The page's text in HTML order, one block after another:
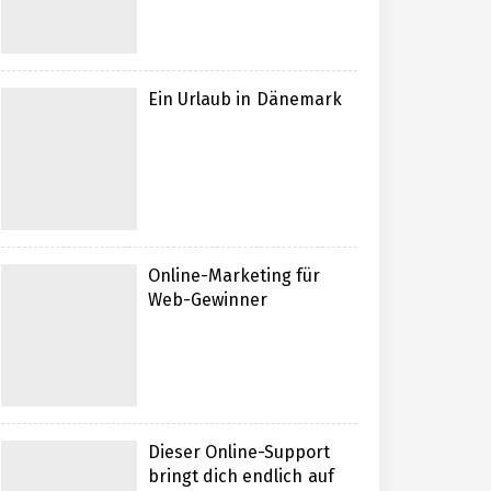
Ein Urlaub in Dänemark
Online-Marketing für
Web-Gewinner
Dieser Online-Support
bringt dich endlich auf